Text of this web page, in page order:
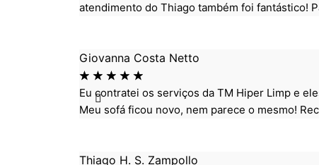
atendimento do Thiago também foi fantástico!
Giovanna Costa Netto
☆ ☆ ☆ ☆ ☆
Eu contratei os serviços da TM Hiper Limp e
Meu sofá ficou novo, nem parece o mesmo!
Thiago H. S. Zampollo